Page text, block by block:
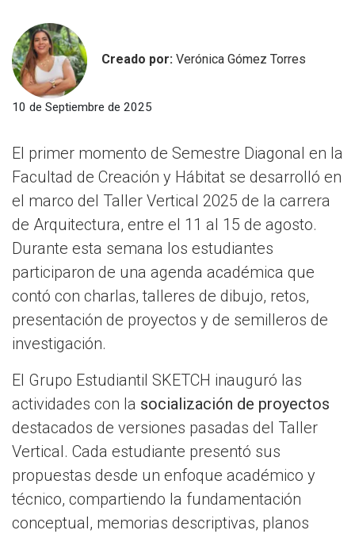
Creado por: Verónica Gómez Torres
10 de Septiembre de 2025
El primer momento de Semestre Diagonal en la
Facultad de Creación y Hábitat se desarrolló en
el marco del Taller Vertical 2025 de la carrera
de Arquitectura, entre el 11 al 15 de agosto.
Durante esta semana los estudiantes
participaron de una agenda académica que
contó con charlas, talleres de dibujo, retos,
presentación de proyectos y de semilleros de
investigación.
El Grupo Estudiantil SKETCH inauguró las
actividades con la socialización de proyectos
destacados de versiones pasadas del Taller
Vertical. Cada estudiante presentó sus
propuestas desde un enfoque académico y
técnico, compartiendo la fundamentación
conceptual, memorias descriptivas, planos